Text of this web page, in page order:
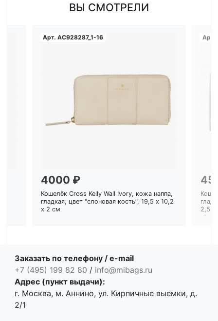
ВЫ СМОТРЕЛИ
Арт. AC928287_1-16
4000 ₽
Кошелёк Cross Kelly Wall Ivory, кожа наппа,
гладкая, цвет "слоновая кость", 19,5 x 10,2
x 2 см
Арт.
2,5
Заказать по телефону / e-mail
+7 (495) 199 82 80 / info@mibags.ru
Адрес (пункт выдачи):
г. Москва, м. Аннино, ул. Кирпичные выемки, д.
2/1